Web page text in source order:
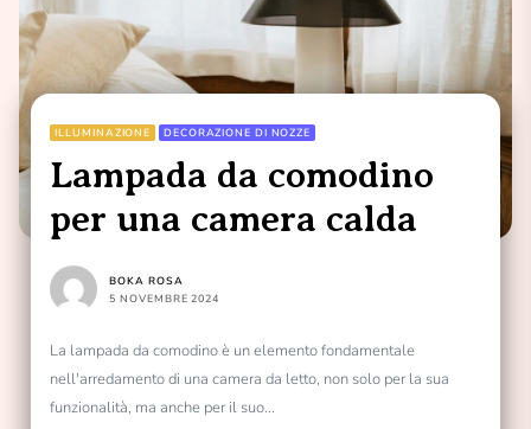
ILLUMINAZIONE DECORAZIONE DI NOZZE
Lampada da comodino
per una camera calda
BOKA ROSA
5 NOVEMBRE 2024
La lampada da comodino è un elemento fondamentale
nell'arredamento di una camera da letto, non solo per la sua
funzionalità, ma anche per il suo...